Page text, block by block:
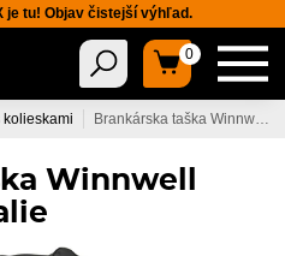
je tu! Objav čistejší výhľad.
0
kolieskami
Winnwell